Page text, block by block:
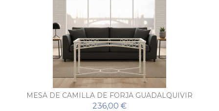
MESA DE CAMILLA DE FORJA GUADALQUIVIR
236,00 €